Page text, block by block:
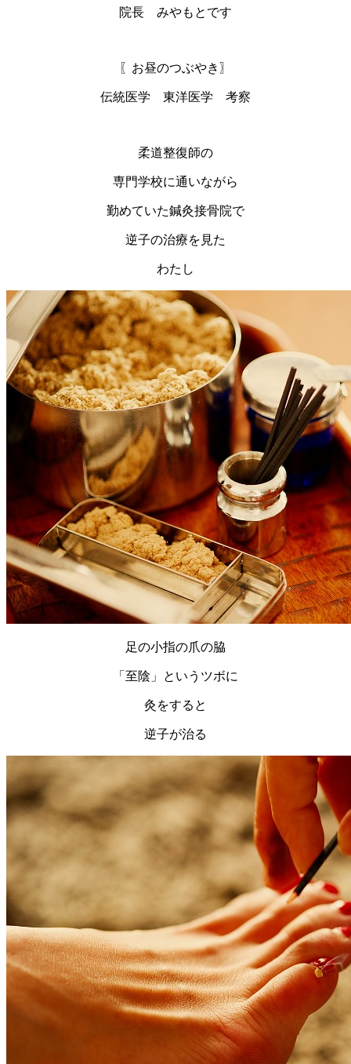
院長 みやもとです
〖お昼のつぶやき〗
伝統医学 東洋医学 考察
柔道整復師の
専門学校に通いながら
勤めていた鍼灸接骨院で
逆子の治療を見た
わたし
足の小指の爪の脇
「至陰」というツボに
灸をすると
逆子が治る